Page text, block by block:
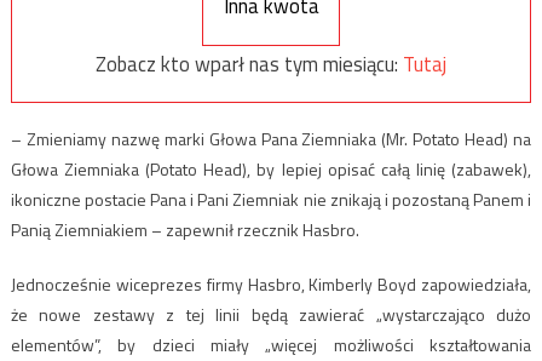
Zobacz kto wparł nas tym miesiącu: Tutaj
– Zmieniamy nazwę marki Głowa Pana Ziemniaka (Mr. Potato Head) na
Głowa Ziemniaka (Potato Head), by lepiej opisać całą linię (zabawek),
ikoniczne postacie Pana i Pani Ziemniak nie znikają i pozostaną Panem i
Panią Ziemniakiem – zapewnił rzecznik Hasbro.
Jednocześnie wiceprezes firmy Hasbro, Kimberly Boyd zapowiedziała,
że nowe zestawy z tej linii będą zawierać „wystarczająco dużo
elementów”, by dzieci miały „więcej możliwości kształtowania